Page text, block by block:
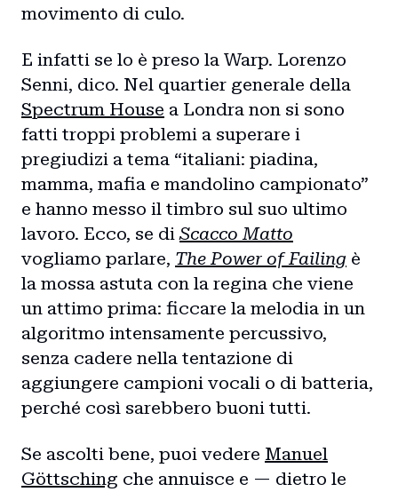
movimento di culo.
E infatti se lo è preso la Warp. Lorenzo
Senni, dico. Nel quartier generale della
Spectrum House a Londra non si sono
fatti troppi problemi a superare i
pregiudizi a tema “italiani: piadina,
mamma, mafia e mandolino campionato”
e hanno messo il timbro sul suo ultimo
lavoro. Ecco, se diScacco Matto
vogliamo parlare, The Power of Failing è
la mossa astuta con la regina che viene
un attimo prima: ficcare la melodia in un
algoritmo intensamente percussivo,
senza cadere nella tentazione di
aggiungere campioni vocali o di batteria,
perché così sarebbero buoni tutti.
Se ascolti bene, puoi vedere Manuel
Göttsching che annuisce e — dietro le